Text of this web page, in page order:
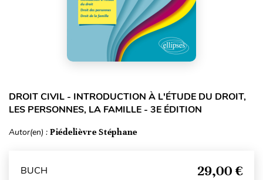
DROIT CIVIL - INTRODUCTION À L'ÉTUDE DU DROIT,
LES PERSONNES, LA FAMILLE - 3E ÉDITION
Autor(en) : Piédelièvre Stéphane
BUCH 29,00 €